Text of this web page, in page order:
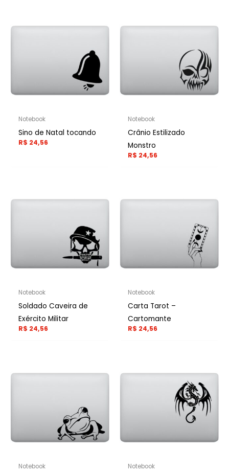
Notebook
Sino de Natal tocando
R$ 24,56
Notebook
Crânio Estilizado
Monstro
R$ 24,56
Notebook
Soldado Caveira de
Exército Militar
R$ 24,56
Notebook
Carta Tarot –
Cartomante
R$ 24,56
Notebook Notebook